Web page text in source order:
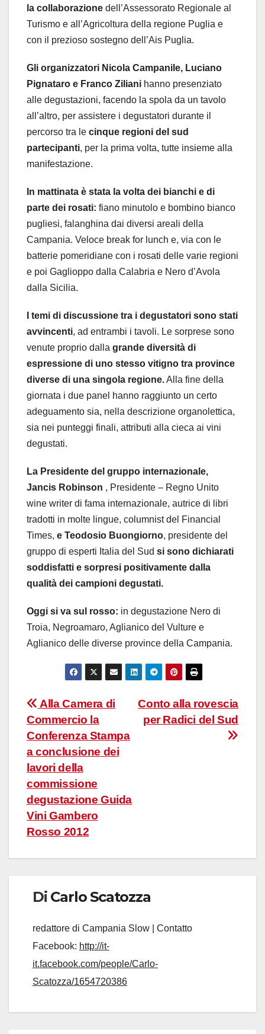
la collaborazione dell’Assessorato Regionale al
Turismo e all’Agricoltura della regione Puglia e
con il prezioso sostegno dell’Ais Puglia.
Gli organizzatori Nicola Campanile, Luciano
Pignataro e Franco Ziliani hanno presenziato
alle degustazioni, facendo la spola da un tavolo
all’altro, per assistere i degustatori durante il
percorso tra le cinque regioni del sud
partecipanti, per la prima volta, tutte insieme alla
manifestazione.
In mattinata è stata la volta dei bianchi e di
parte dei rosati: fiano minutolo e bombino bianco
pugliesi, falanghina dai diversi areali della
Campania. Veloce break for lunch e, via con le
batterie pomeridiane con i rosati delle varie regioni
e poi Gaglioppo dalla Calabria e Nero d’Avola
dalla Sicilia.
I temi di discussione tra i degustatori sono stati
avvincenti, ad entrambi i tavoli. Le sorprese sono
venute proprio dalla grande diversità di
espressione di uno stesso vitigno tra province
diverse di una singola regione.Alla fine della
giornata i due panel hanno raggiunto un certo
adeguamento sia, nella descrizione organolettica,
sia nei punteggi finali, attributi alla cieca ai vini
degustati.
La Presidente del gruppo internazionale,
Jancis Robinson , Presidente – Regno Unito
wine writer di fama internazionale, autrice di libri
tradotti in molte lingue, columnist del Financial
Times, e Teodosio Buongiorno, presidente del
gruppo di esperti Italia del Sud si sono dichiarati
soddisfatti e sorpresi positivamente dalla
qualità dei campioni degustati.
Oggi si va sul rosso: in degustazione Nero di
Troia, Negroamaro, Aglianico del Vulture e
Aglianico delle diverse province della Campania.
Navigazione
articoli
Conto alla rovescia
per Radici del Sud
Alla Camera di
Commercio la
Conferenza Stampa
a conclusione dei
lavori della
commissione
degustazione Guida
Vini Gambero
Rosso 2012
Di Carlo Scatozza
redattore di Campania Slow | Contatto
Facebook: http://it-
it.facebook.com/people/Carlo-
Scatozza/1654720386